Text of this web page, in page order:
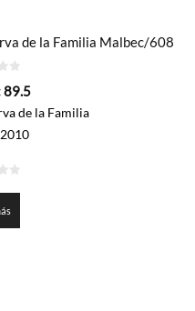
de la Familia Malbec/608
89.5
de la Familia